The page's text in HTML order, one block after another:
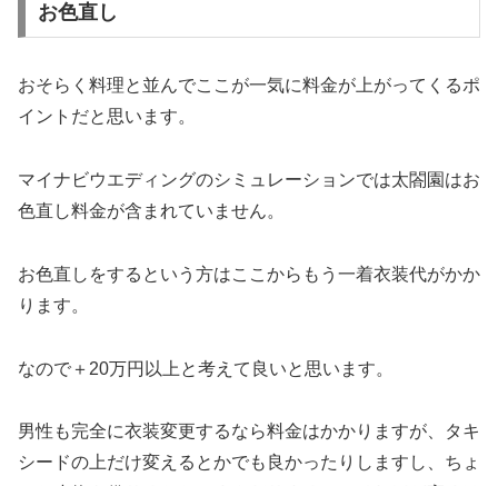
お色直し
おそらく料理と並んでここが一気に料金が上がってくるポ
イントだと思います。
マイナビウエディングのシミュレーションでは太閤園はお
色直し料金が含まれていません。
お色直しをするという方はここからもう一着衣装代がかか
ります。
なので＋20万円以上と考えて良いと思います。
男性も完全に衣装変更するなら料金はかかりますが、タキ
シードの上だけ変えるとかでも良かったりしますし、ちょ